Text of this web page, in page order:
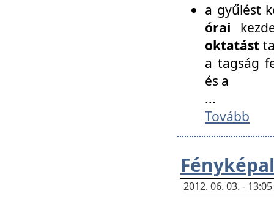
a gyűlést
órai
oktatást
a tagság
és a
...
Tovább
2012. 06. 03. -